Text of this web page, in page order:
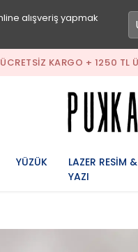
alışveriş yapmak
YÜZÜK
LAZER RESİM &
YAZI